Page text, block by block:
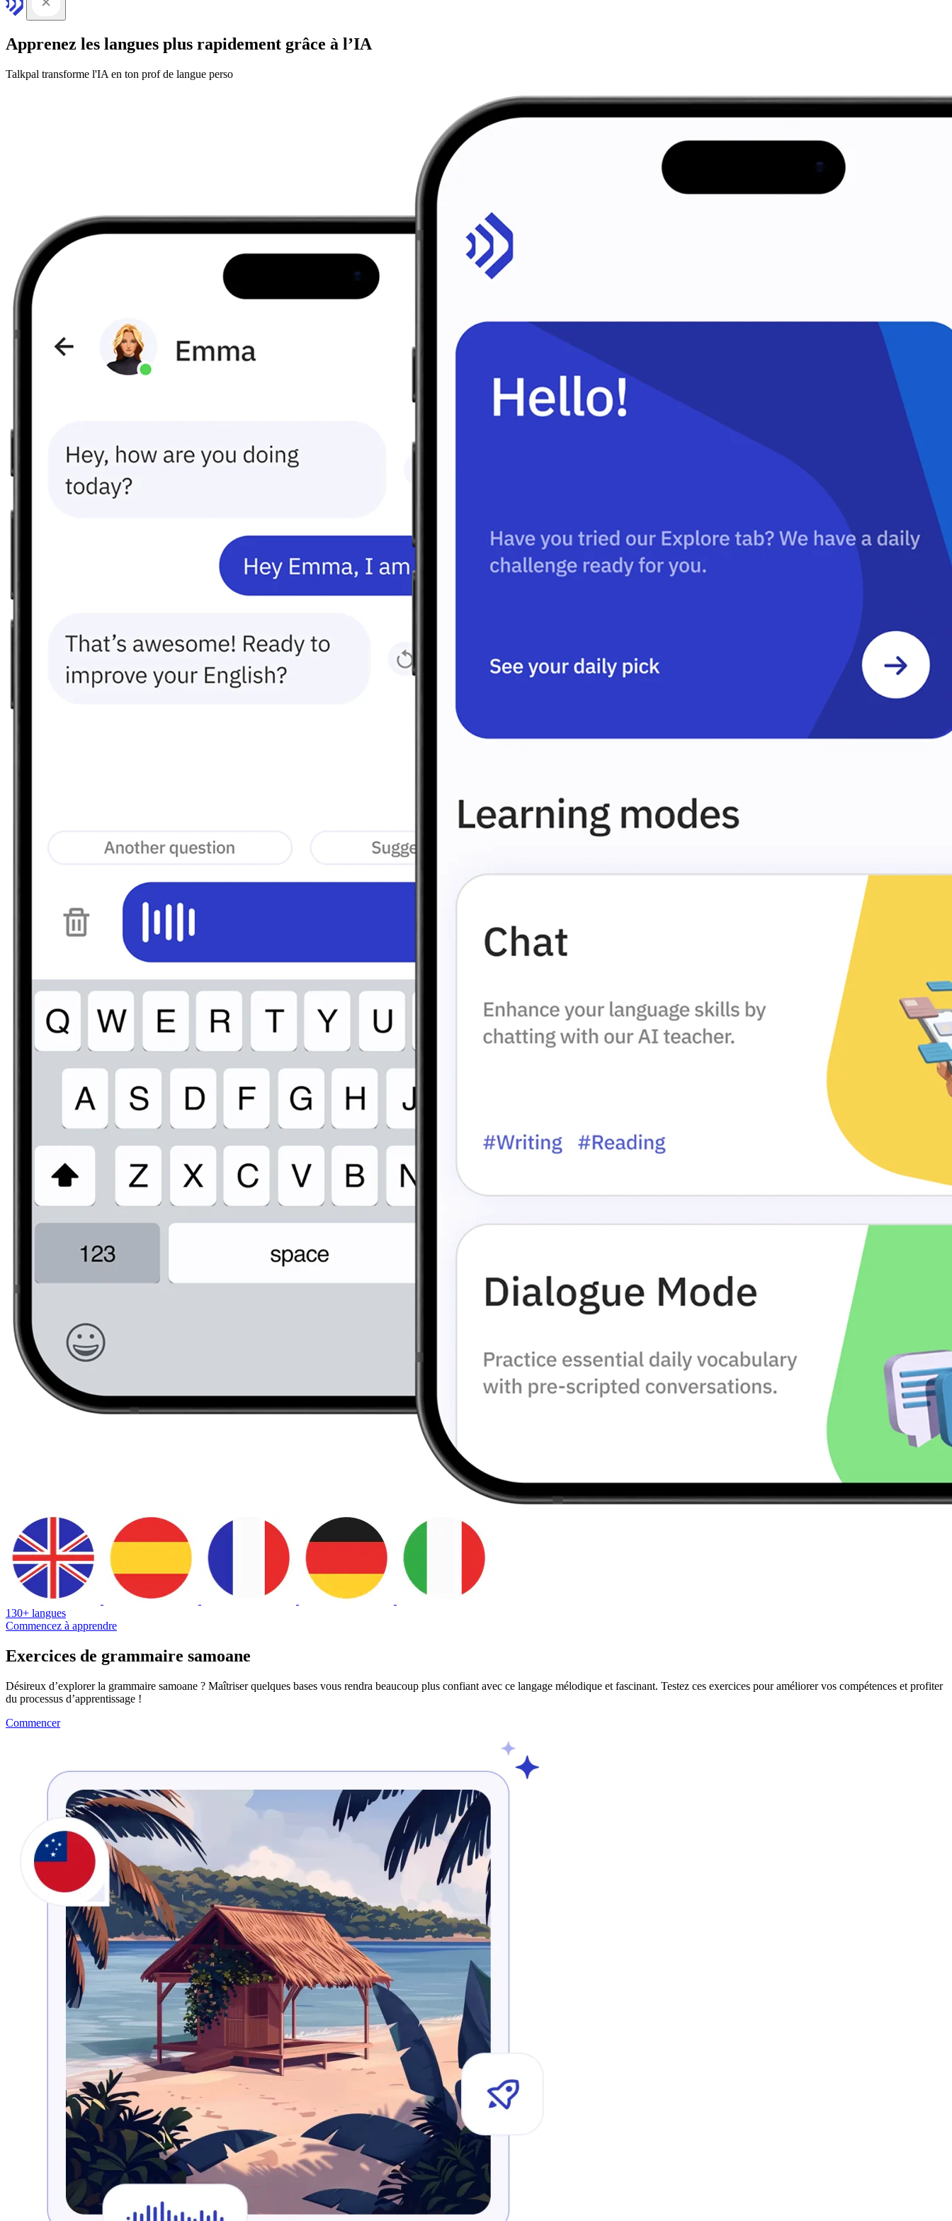
Apprenez les langues plus rapidement grâce à l’IA
Talkpal transforme l'IA en ton prof de langue perso
130+ langues
Commencez à apprendre
Exercices de grammaire samoane
Désireux d’explorer la grammaire samoane ? Maîtriser quelques bases vous rendra beaucoup plus confiant avec ce langage mélodique et fascinant. Testez ces exercices pour améliorer vos compétences et profiter
du processus d’apprentissage !
Commencer